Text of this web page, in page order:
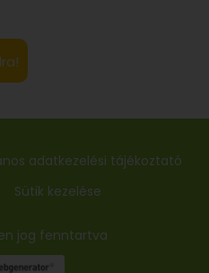
jog fenntartva
adatkezelési tájékoztató
Sütik kezelése